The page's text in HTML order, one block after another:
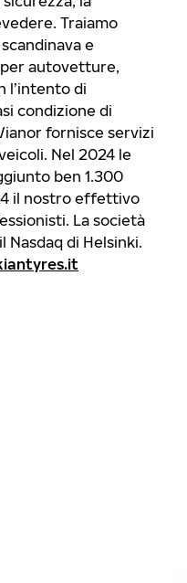
Traiamo
e
autovetture,
l’intento di
condizione di
fornisce servizi
Nel 2024 le
ben 1.300
il nostro effettivo
La società
Nasdaq di Helsinki.